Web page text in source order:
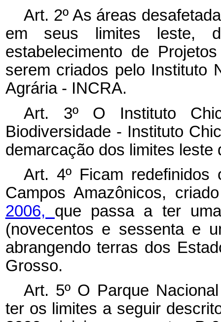
Art. 2º As áreas
em seus limites leste,
estabelecimento de
serem criados pelo Instituto
Agrária - INCRA.
Art. 3º O Instituto
Biodiversidade - Instituto
demarcação dos limites leste
Art. 4º Ficam
Campos Amazônicos,
2006, que passa a ter
(novecentos e sessenta e
abrangendo terras dos
Grosso.
Art. 5º O Parque Nacional dos Campos Amazônicos passa a ter os limites a seguir descritos, referenciados pelo Datum Sirgas 2000: inicia no ponto P-001, de coordenadas geográficas aproximadas (c.g.a.) 60º 53’ 37.77” W e 7º 41’ 55.47” S, localizado na foz de um igarapé sem denominação, na margem direita do Rio Roosevelt; segue a montante pela margem esquerda do igarapé até o Ponto P-002 de c.g.a. 60º 53’ 30.63” W e 7º 44’ 35.05” S, localizado em sua cabeceira; segue em linha reta até o Ponto P-003 de c.g.a. 60º 52’ 48.83” W e 7º 44’ 44.02” S, localizado na cabeceira de um tributário do Igarapé Bela Vista; segue a jusante pela margem direita desse curso d’água até o Ponto P-004 de c.g.a. 60º 50’ 19.28” W e 7º 42’ 0.92” S, localizado em sua confluência com o Igarapé Bela Vista; segue a montante pela margem esquerda desse igarapé até o Ponto P-005 de c.g.a. 60º 49’ 11.62” W e 7º 44’ 59.34” S, localizado na confluência com um tributário sem denominação; segue a montante pela margem esquerda desse tributário até o Ponto P-006 de c.g.a. 60º 48’ 55.15” W e 7º 45’ 54.05” S, localizado em sua cabeceira; segue em linha reta até o Ponto P-007 de c.g.a. 60º 46’ 46.02” W e 7º 45’ 57.13” S, localizado na foz de um tributário do Igarapé da Sereia; segue em linha reta até o Ponto P-008 de c.g.a. 60º 45’ 25.04” W e 7º 46’ 21.91” S, localizado na cabeceira de um tributário do Igarapé Repartimento do Aruanã; segue a jusante pela margem direita desse tributário até o Ponto P-009 de c.g.a. 60º 44’ 13.67” W e 7º 46’ 47.98” S, localizado em sua confluência com o Igarapé Repartimento do Aruanã; segue a jusante pela margem direita do Igarapé Repartimento do Aruanã até o Ponto P-010 de c.g.a. 60º 41’ 25.44” W e 7º 45’ 51.11” S, localizado na confluência desse igarapé com um tributário sem denominação; segue em linha reta até o Ponto P-011 de c.g.a. 60º 40’ 10.33” W e 7º 47’ 8.94” S, localizado na foz de um pequeno tributário do Igarapé Aruanã; segue a montante pela margem esquerda do Igarapé Aruanã até o Ponto P-012 de c.g.a. 60º 40’ 1.29” W e 7º 49’ 4.18” S, localizado na foz de um tributário sem denominação; segue a montante pela margem esquerda desse tributário até o Ponto P-013 de c.g.a. 60º 38’ 35.95” W e 7º 53’ 43.81” S, localizado em sua cabeceira; segue em linha reta até o Ponto P-014 de c.g.a. 60º 38’ 20.92” W e 7º 53’ 45.95” S, localizado na cabeceira de um pequeno tributário do Igarapé Taboca; segue a jusante pela margem direita desse tributário até o Ponto P-015 de c.g.a. 60º 37’ 26.87” W e 7º 54’ 1.39” S, localizado em sua confluência com o Igarapé Taboca; segue a montante pela margem esquerda do Igarapé Taboca até o Ponto P-016 de c.g.a. 60º 41’ 32.44” W e 7º 58’ 1.64” S, localizado em sua cabeceira mais ao Sul; segue em linha reta até o Ponto P-017 de c.g.a. 60º 41’ 56.93” W e 7º 58’ 12.12” S, localizado na cabeceira de um tributário do Igarapé Trombada; segue a jusante pela margem direita do tributário e do Igarapé Trombada até o Ponto P-018 de c.g.a. 60º 37’ 18.55” W e 8º 0’ 11.80” S, localizado na confluência do Igarapé Trombada com o Igarapé Monte Cristo; segue a montante pela margem esquerda do Igarapé Monte Cristo até o Ponto P-019 de c.g.a. 60º 37’ 40.48” W e 8º 1’ 18.91” S, localizado na foz de um tributário sem denominação; segue a montante pela margem esquerda desse tributário até o Ponto P-020 de c.g.a. 60º 36’ 50.12” W e 8º 3’ 36.72” S, localizado em sua cabeceira; segue em linha reta até o Ponto P-021 de c.g.a. 60º 36’ 0.12” W e 8º 4’ 5.15” S; segue em linha reta até o Ponto P-022 de c.g.a. 60º 35’ 16.55” W e 8º 4’ 18.92” S; segue em linha reta até o Ponto P-023 de c.g.a. 60º 35’ 18.54” W e 8º 4’ 35.07” S; segue em linha reta até o Ponto P-024 de c.g.a. 60º 35’ 4.80” W e 8º 4’ 43.86” S; segue em linha reta até o Ponto P-025 de c.g.a. 60º 35’ 12.52” W e 8º 4’ 56.46” S, localizado na cabeceira de um tributário do Igarapé da Anta; segue a jusante pela margem direita desse tributário e do Igarapé da Anta até o Ponto P-026 de c.g.a. 60º 31’ 50.01” W e 8º 7’ 11.87” S, localizado na confluência do Igarapé da Anta com o Igarapé da Taboca; segue a jusante pela margem direita do Igarapé da Taboca